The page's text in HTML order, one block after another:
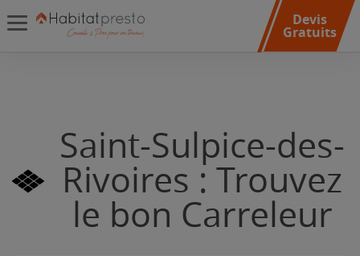
Devis
Gratuits
Saint-Sulpice-des-
Rivoires : Trouvez
le bon Carreleur